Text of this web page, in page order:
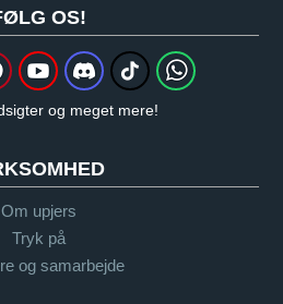
OS!
og meget mere!
Om upjers
Tryk på
og samarbejde